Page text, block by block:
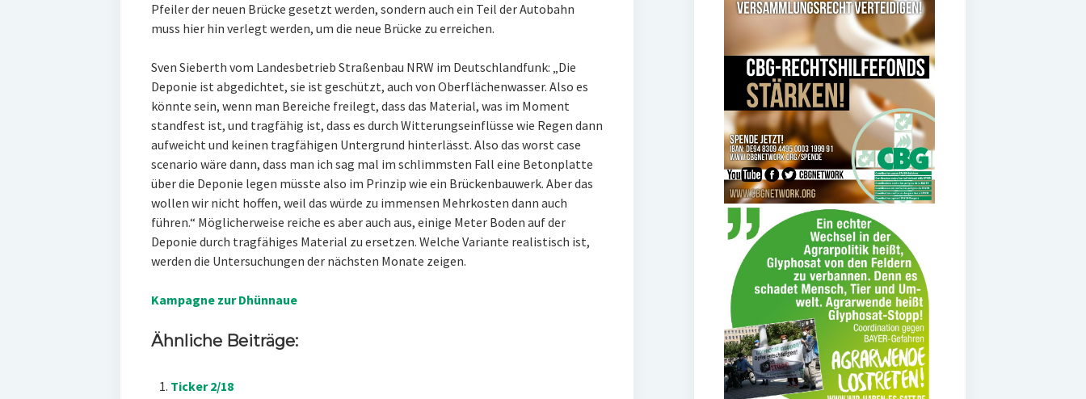
Pfeiler der neuen Brücke gesetzt werden, sondern auch ein Teil der Autobahn
muss hier hin verlegt werden, um die neue Brücke zu erreichen.
Sven Sieberth vom Landesbetrieb Straßenbau NRW im Deutschlandfunk: „Die
Deponie ist abgedichtet, sie ist geschützt, auch von Oberflächenwasser. Also es
könnte sein, wenn man Bereiche freilegt, dass das Material, was im Moment
standfest ist, und tragfähig ist, dass es durch Witterungseinflüsse wie Regen dann
aufweicht und keinen tragfähigen Untergrund hinterlässt. Also das worst case
scenario wäre dann, dass man ich sag mal im schlimmsten Fall eine Betonplatte
über die Deponie legen müsste also im Prinzip wie ein Brückenbauwerk. Aber das
wollen wir nicht hoffen, weil das würde zu immensen Mehrkosten dann auch
führen.“ Möglicherweise reiche es aber auch aus, einige Meter Boden auf der
Deponie durch tragfähiges Material zu ersetzen. Welche Variante realistisch ist,
werden die Untersuchungen der nächsten Monate zeigen.
Kampagne zur Dhünnaue
Ähnliche Beiträge:
Ticker 2/18